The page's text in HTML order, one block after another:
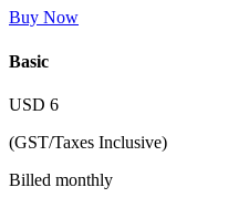
Buy Now
Basic
USD 6
(GST/Taxes Inclusive)
Billed monthly